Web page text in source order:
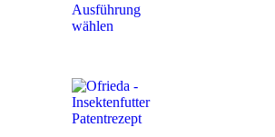
Ausführung
wählen